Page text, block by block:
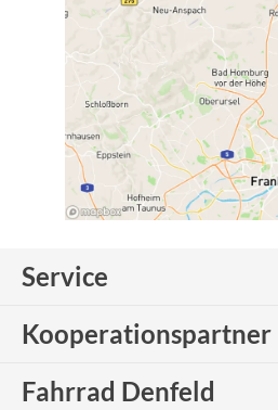
Service
Kooperationspartner
Fahrrad Denfeld